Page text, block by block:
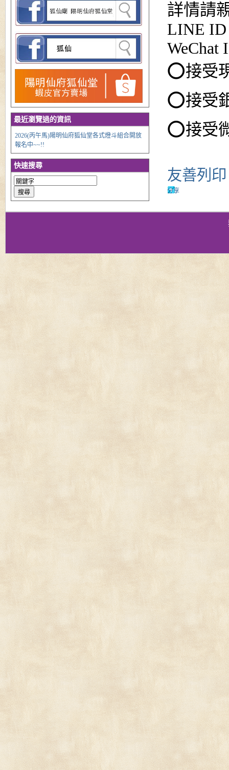
最近瀏覽過的資訊
2026(丙午馬)陽明仙府狐仙堂各式燈斗組合開放
報名中~~!!
快速搜尋
詳情請
LINE ID
WeChat
⭕接受
⭕接受
⭕接受
友善列印
分享